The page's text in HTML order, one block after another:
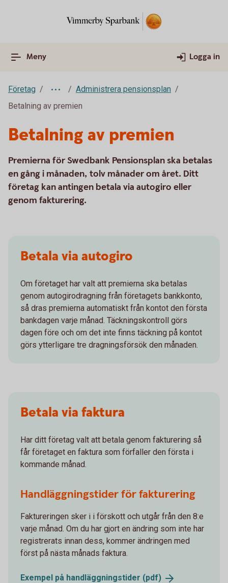
Meny Logga in
Företag
Administrera pensionsplan
Betalning av premien
Betalning av premien
Premierna för Swedbank Pensionsplan ska betalas
en gång i månaden, tolv månader om året. Ditt
företag kan antingen betala via autogiro eller
genom fakturering.
Betala via autogiro
Om företaget har valt att premierna ska betalas
genom autogirodragning från företagets bankkonto,
så dras premierna automatiskt från kontot den första
bankdagen varje månad. Täckningskontroll görs
dagen före och om det inte finns täckning på kontot
görs ytterligare tre dragningsförsök den månaden.
Betala via faktura
Har ditt företag valt att betala genom fakturering så
får företaget en faktura som förfaller den första i
kommande månad.
Handläggningstider för fakturering
Faktureringen sker i i förskott och utgår från den 8:e
varje månad. Om du har gjort en ändring som inte har
registrerats innan dess, kommer ändringen med
först på nästa månads faktura.
Exempel på handläggningstider (pdf)